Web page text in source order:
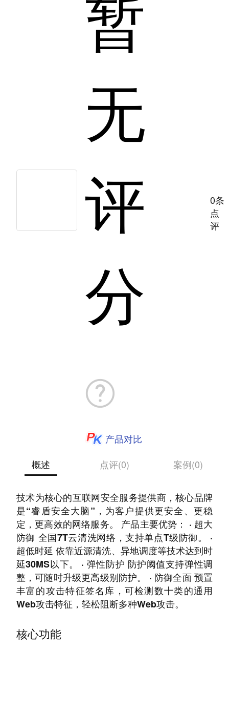
暂
无
评
分
0条
点
评
产品对比
概述
点评(0) 案例(0)
技术为核心的互联网安全服务提供商，核心品牌
是“睿盾安全大脑”，为客户提供更安全、更稳
定，更高效的网络服务。 产品主要优势： · 超大
防御 全国7T云清洗网络，支持单点T级防御。 ·
超低时延 依靠近源清洗、异地调度等技术达到时
延30MS以下。 · 弹性防护 防护阈值支持弹性调
整，可随时升级更高级别防护。 · 防御全面 预置
丰富的攻击特征签名库，可检测数十类的通用
Web攻击特征，轻松阻断多种Web攻击。
核心功能